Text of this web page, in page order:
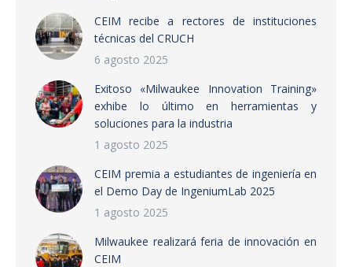
CEIM recibe a rectores de instituciones
técnicas del CRUCH
6 agosto 2025
Exitoso «Milwaukee Innovation Training»
exhibe lo último en herramientas y
soluciones para la industria
1 agosto 2025
CEIM premia a estudiantes de ingeniería en
el Demo Day de IngeniumLab 2025
1 agosto 2025
Milwaukee realizará feria de innovación en
CEIM